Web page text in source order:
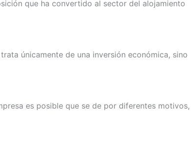
que ha convertido al sector del alojamiento
únicamente de una inversión económica, sino
es posible que se de por diferentes motivos,